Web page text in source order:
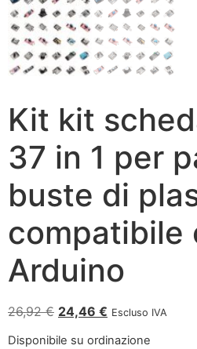
Kit kit
37 in 1 per
buste di
compatibile
Arduino
26,92€ 24,46 € Escluso IVA
Disponibile su ordinazione